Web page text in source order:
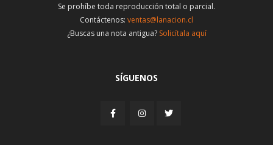
Se prohíbe toda reproducción total o parcial.
Contáctenos: ventas@lanacion.cl
¿Buscas una nota antigua? Solicítala aquí
SÍGUENOS